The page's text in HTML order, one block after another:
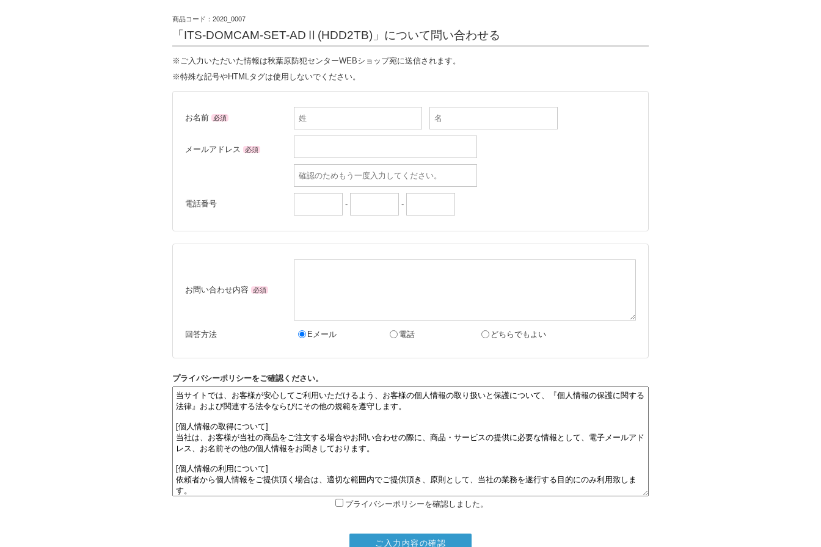
商品コード：2020_0007
「ITS-DOMCAM-SET-ADⅡ(HDD2TB)」について問い合わせる
※ご入力いただいた情報は秋葉原防犯センターWEBショップ宛に送信されます。
※特殊な記号やHTMLタグは使用しないでください。
お名前 必須
メールアドレス 必須
電話番号 - -
お問い合わせ内容 必須
回答方法 Eメール 電話 どちらでもよい
プライバシーポリシーをご確認ください。
プライバシーポリシーを確認しました。